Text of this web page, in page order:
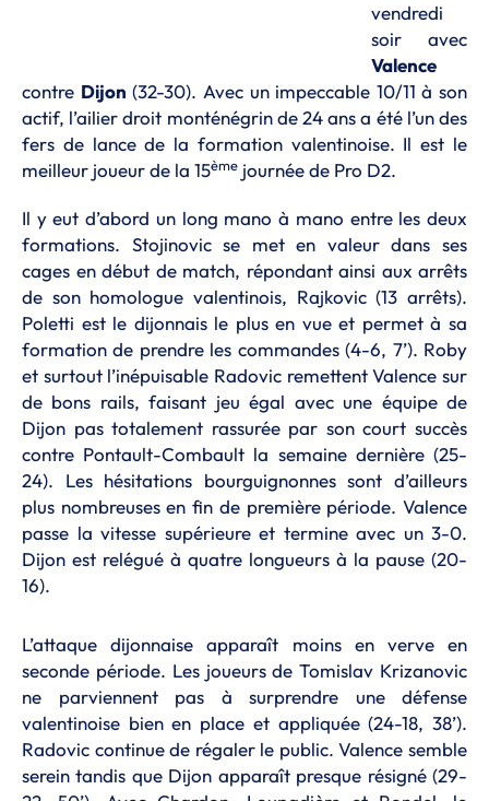
vendredi
soir avec
Valence
contre Dijon (32-30). Avec un impeccable 10/11 à son
actif, l’ailier droit monténégrin de 24 ans a été l’un des
fers de lance de la formation valentinoise. Il est le
meilleur joueur de la 15ème journée de Pro D2.
Il y eut d’abord un long mano à mano entre les deux
formations. Stojinovic se met en valeur dans ses
cages en début de match, répondant ainsi aux arrêts
de son homologue valentinois, Rajkovic (13 arrêts).
Poletti est le dijonnais le plus en vue et permet à sa
formation de prendre les commandes (4-6, 7’). Roby
et surtout l’inépuisable Radovic remettent Valence sur
de bons rails, faisant jeu égal avec une équipe de
Dijon pas totalement rassurée par son court succès
contre Pontault-Combault la semaine dernière (25-
24). Les hésitations bourguignonnes sont d’ailleurs
plus nombreuses en fin de première période. Valence
passe la vitesse supérieure et termine avec un 3-0.
Dijon est relégué à quatre longueurs à la pause (20-
16).
L’attaque dijonnaise apparaît moins en verve en
seconde période. Les joueurs de Tomislav Krizanovic
ne parviennent pas à surprendre une défense
valentinoise bien en place et appliquée (24-18, 38’).
Radovic continue de régaler le public. Valence semble
serein tandis que Dijon apparaît presque résigné (29-